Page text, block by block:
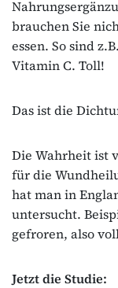
brauchen Sie
essen. So sind
Vitamin C. Toll!
Das ist die
Die Wahrheit ist
für die
hat man in
untersucht.
gefroren, also
Jetzt die Studie: